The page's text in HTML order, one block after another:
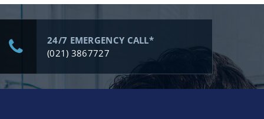
24/7 EMERGENCY CALL*
(021) 3867727